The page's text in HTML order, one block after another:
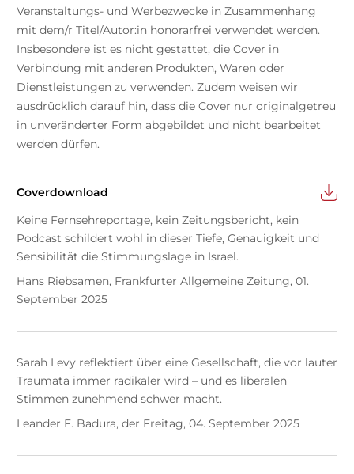
Veranstaltungs- und Werbezwecke in Zusammenhang
mit dem/r Titel/Autor:in honorarfrei verwendet werden.
Insbesondere ist es nicht gestattet, die Cover in
Verbindung mit anderen Produkten, Waren oder
Dienstleistungen zu verwenden. Zudem weisen wir
ausdrücklich darauf hin, dass die Cover nur originalgetreu
in unveränderter Form abgebildet und nicht bearbeitet
werden dürfen.
Coverdownload
Keine Fernsehreportage, kein Zeitungsbericht, kein
Podcast schildert wohl in dieser Tiefe, Genauigkeit und
Sensibilität die Stimmungslage in Israel.
Hans Riebsamen, Frankfurter Allgemeine Zeitung, 01.
September 2025
Sarah Levy reflektiert über eine Gesellschaft, die vor lauter
Traumata immer radikaler wird – und es liberalen
Stimmen zunehmend schwer macht.
Leander F. Badura, der Freitag, 04. September 2025